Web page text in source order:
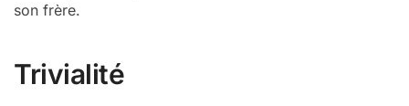
son frère.
Trivialité